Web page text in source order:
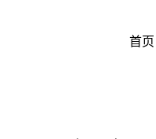
首页